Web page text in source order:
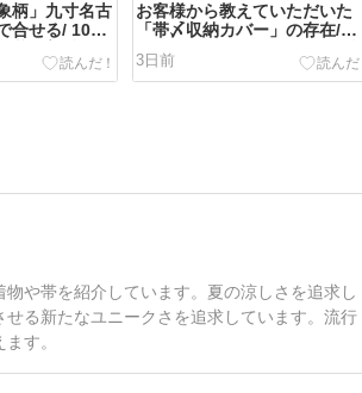
柄」九寸名古
合せる/ 10月
菱屋善兵衛の
お客様から教えていただいた
「帯〆収納カバー」の存在/そ
して「ゆかたの夕べ」へのお誘
い
3日前
や帯を紹介しています。夏の涼しさを追求し
る新たなユニークさを追求しています。流行
す。